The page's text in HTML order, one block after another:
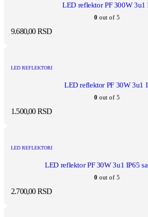
LED reflektor PF 300W 3u1
0 out of 5
9.680,00RSD
LED REFLEKTORI
LED reflektor PF 30W 3u1
0 out of 5
1.500,00RSD
LED REFLEKTORI
LED reflektor PF 30W 3u1 IP65
0 out of 5
2.700,00RSD